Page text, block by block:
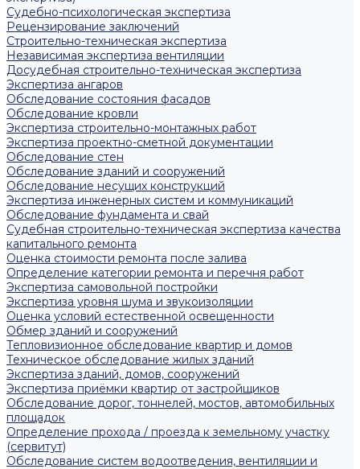
Судебно-психологическая экспертиза
Рецензирование заключений
Строительно-техническая экспертиза
Независимая экспертиза вентиляции
Досудебная строительно-техническая экспертиза
Экспертиза ангаров
Обследование состояния фасадов
Обследование кровли
Экспертиза строительно-монтажных работ
Экспертиза проектно-сметной документации
Обследование стен
Обследование зданий и сооружений
Обследование несущих конструкций
Экспертиза инженерных систем и коммуникаций
Обследование фундамента и свай
Судебная строительно-техническая экспертиза качества
капитального ремонта
Оценка стоимости ремонта после залива
Определение категории ремонта и перечня работ
Экспертиза самовольной постройки
Экспертиза уровня шума и звукоизоляции
Оценка условий естественной освещенности
Обмер зданий и сооружений
Тепловизионное обследование квартир и домов
Техническое обследование жилых зданий
Экспертиза зданий, домов, сооружений
Экспертиза приёмки квартир от застройщиков
Обследование дорог, тоннелей, мостов, автомобильных
площадок
Определение прохода / проезда к земельному участку
(сервитут)
Обследование систем водоотведения, вентиляции и